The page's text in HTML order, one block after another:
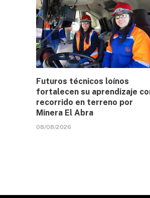
Futuros técnicos loínos
fortalecen su aprendizaje
recorrido en terreno por
Minera El Abra
08/08/2026